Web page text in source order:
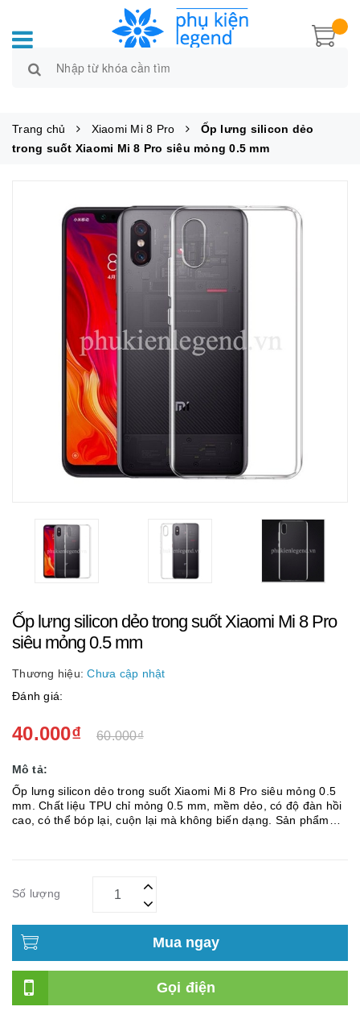
Trang chủ Xiaomi Mi 8 Pro
Ốp lưng silicon dẻo
trong suốt Xiaomi Mi 8 Pro siêu mỏng 0.5 mm
Ốp lưng silicon dẻo trong suốt Xiaomi Mi 8 Pro
siêu mỏng 0.5 mm
Thương hiệu: Chưa cập nhật
Đánh giá:
40.000₫ 60.000₫
Mô tả:
Ốp lưng silicon dẻo trong suốt Xiaomi Mi 8 Pro siêu mỏng 0.5
mm. Chất liệu TPU chỉ mỏng 0.5 mm, mềm dẻo, có độ đàn hồi
cao, có thể bóp lại, cuộn lại mà không biến dạng. Sản phẩm
Số lượng
Mua ngay
Gọi điện